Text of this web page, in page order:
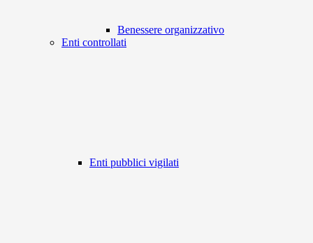
Benessere organizzativo
Enti controllati
Enti pubblici vigilati